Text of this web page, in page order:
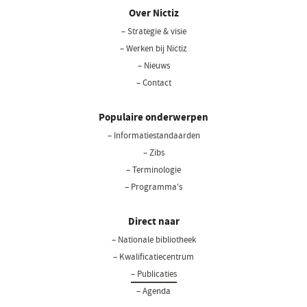
Over Nictiz
– Strategie & visie
– Werken bij Nictiz
– Nieuws
– Contact
Populaire onderwerpen
– Informatiestandaarden
– Zibs
– Terminologie
– Programma's
Direct naar
– Nationale bibliotheek
– Kwalificatiecentrum
– Publicaties
– Agenda